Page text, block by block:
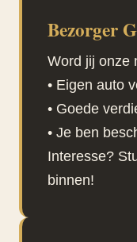
Bezorger
Word jij onze
• Eigen auto
• Goede
• Je ben
Interesse?
binnen!